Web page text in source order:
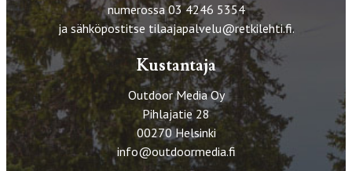
numerossa 03 4246 5354
ja sähköpostitse tilaajapalvelu@retkilehti.fi.
Kustantaja
Outdoor Media Oy
Pihlajatie 28
00270 Helsinki
info@outdoormedia.fi